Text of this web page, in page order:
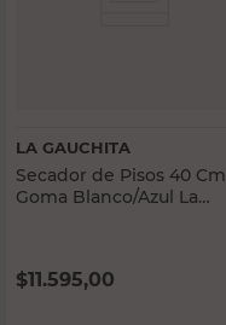
LA GAUCHITA
Secador de Pisos 40 Cm
Goma Blanco/Azul La
$11.595,00